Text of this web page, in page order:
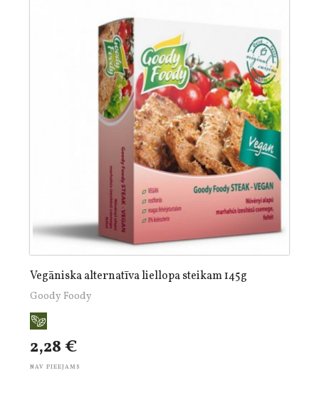
Vegāniska alternatīva liellopa steikam 145g
Goody Foody
2,28 €
NAV PIEEJAMS